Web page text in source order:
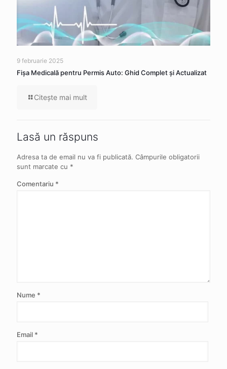
9 februarie 2025
Fișa Medicală pentru Permis Auto: Ghid Complet și Actualizat
Citeşte mai mult
Lasă un răspuns
Adresa ta de email nu va fi publicată. Câmpurile obligatorii
sunt marcate cu *
Comentariu *
Nume *
Email *